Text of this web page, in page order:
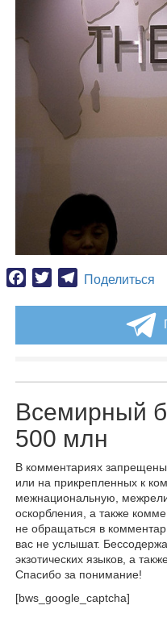
Facebook
TwitterTelegram
Поделиться
Всемирный
500 млн
В комментариях
или на прикрепленных к
межнациональную,
оскорбления, а также
не обращаться в
вас не услышат.
экзотических языков, а
Спасибо за понимание!
[bws_google_captcha]